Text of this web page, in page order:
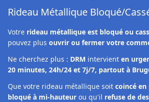
Rideau Métallique Bloqué/
Votre rideau métallique est bloqué ou
pouvez plus ouvrir ou fermer votre
Ne cherchez plus : DRM intervient en
20 minutes, 24h/24 et 7j/7, partout à
Que votre rideau métallique soit coincé
bloqué à mi-hauteur ou qu'il refuse de